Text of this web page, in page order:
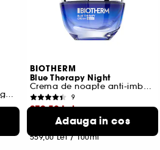
Ulei de corp impotriva vergeturilor
BIOTHERM
Blue Therapy Night
Crema de noapte anti-imbatranire
9
279,50 Lei
Cel mai mic pret:459,00 Lei -39.1%
559,00 Lei /100ml
Adauga in cos